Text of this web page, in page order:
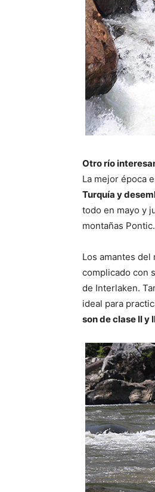
Otro río
La mejor época
Turquía y
todo en mayo y
montañas Pontic.
Los amantes
complicado con
de Interlaken.
ideal para
son de clase II y